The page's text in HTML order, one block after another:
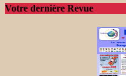
Votre dernière Revue